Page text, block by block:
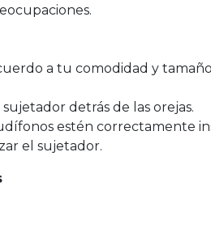
a tu comodidad y
detrás de las orejas.
estén correctamente
el sujetador.